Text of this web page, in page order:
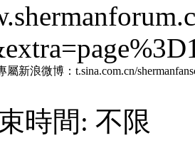
新浪微博：t.sina.com.cn/
時間: 不限